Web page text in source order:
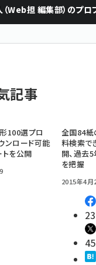
Web担 編集部） のプロ
記事
100選プロ
ンロード可能
を公開
全国84紙
料検索で
開、過去
を把握
2015年4月
23
45